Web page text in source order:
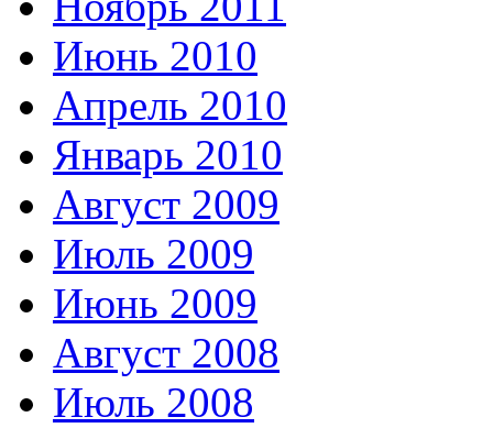
Июнь 2010
Апрель 2010
Январь 2010
Август 2009
Июль 2009
Июнь 2009
Август 2008
Июль 2008